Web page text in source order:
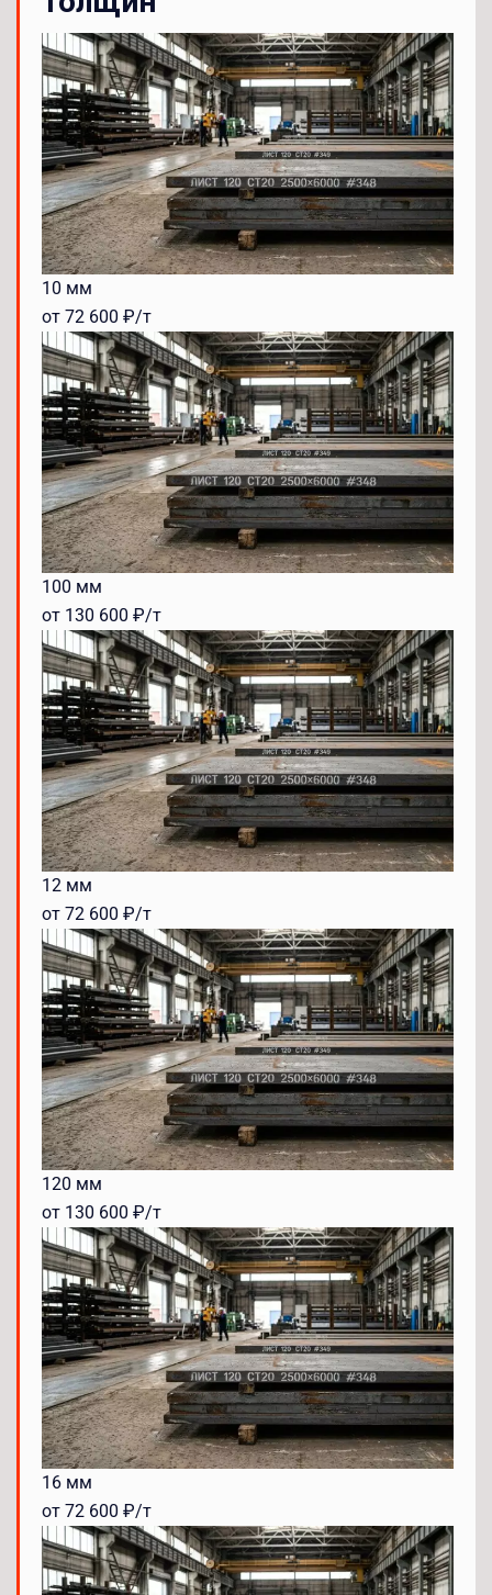
10 мм
от 72 600 ₽/т
100 мм
от 130 600 ₽/т
12 мм
от 72 600 ₽/т
120 мм
от 130 600 ₽/т
16 мм
от 72 600 ₽/т